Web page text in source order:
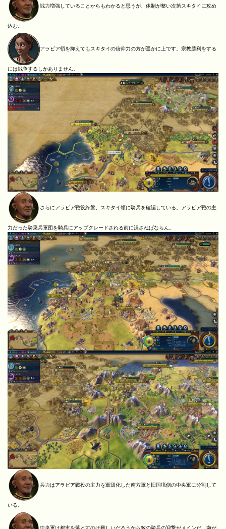
戦力増強していることからもわかると思うが、体制が整い次第スキタイに攻め
込む。
アラビア領を抑えてもスキタイの信仰力の方が遥かに上です。宗教勝利をする
には戦争するしかありません。
さらにアラビア戦役終盤、スキタイ領に騎兵を確認している。アラビア戦の主
力だった騎乗兵軍団を騎兵にアップグレードされる前に潰さねばならん。
兵力はアラビア戦役の主力を軍団化した南方軍と旧国境側の中央軍に分割して
いる。
中央軍は都市を落とすのは難しいだろうから敵の騎兵の迎撃がメインだ。南が